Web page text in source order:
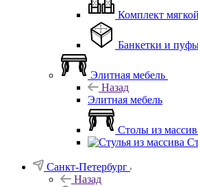
Комплект
Банкетки и
Элитная мебель
Назад
Элитная мебель
Столы из
Санкт-Петербург
Назад